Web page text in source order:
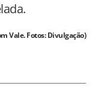
Vale. Fotos: Divulgação)